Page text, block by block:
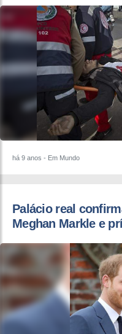
há 9 anos - Em Mundo
Palácio real
Meghan Markle e